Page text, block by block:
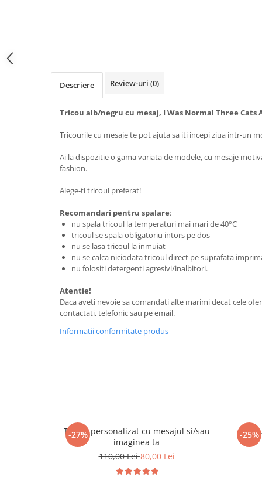
Tricouri ski
Tricouri aniversare
Tricouri cadou 20 ani
Tricouri cadou 30 ani
Tricouri cadou 50 ani
Tricouri motociclisti
Tricouri motociclisti
Tricouri enduro
Tricouri offroad
Tricouri biciclisti
Tricouri biciclisti
Tricouri biciclisti MTB
Tricouri biciclisti BMX
Tricouri biciclisti downhill
Tricouri skateboard
Descriere Review-uri (0)
Tricou alb/negru cu mesaj, I Was Normal Three Cats
Tricourile cu mesaje te pot ajuta sa iti incepi ziua intr-un
Ai la dispozitie o gama variata de modele, cu mesaje
fashion.
Alege-ti tricoul preferat!
Recomandari pentru spalare:
nu spala tricoul la temperaturi mai mari de 40°C
tricoul se spala obligatoriu intors pe dos
nu se lasa tricoul la inmuiat
nu se calca niciodata tricoul direct pe suprafata
nu folositi detergenti agresivi/inalbitori.
Atentie!
Daca aveti nevoie sa comandati alte marimi decat cele
contactati, telefonic sau pe email.
Informatii conformitate produs
-27%
Tricou personalizat cu mesajul si/sau
imaginea ta
110,00 Lei80,00 Lei
-25%